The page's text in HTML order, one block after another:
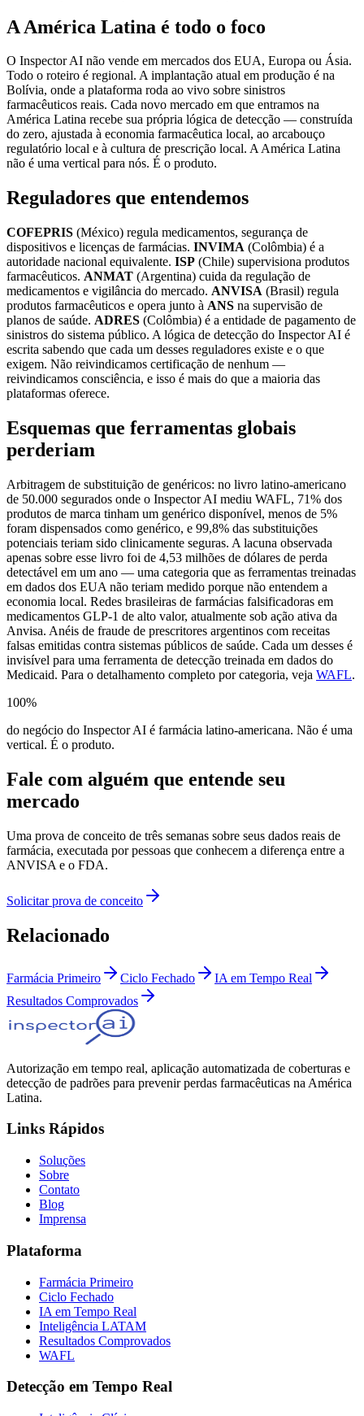
A América Latina é todo o foco
O Inspector AI não vende em mercados dos EUA, Europa ou Ásia.
Todo o roteiro é regional. A implantação atual em produção é na
Bolívia, onde a plataforma roda ao vivo sobre sinistros
farmacêuticos reais. Cada novo mercado em que entramos na
América Latina recebe sua própria lógica de detecção — construída
do zero, ajustada à economia farmacêutica local, ao arcabouço
regulatório local e à cultura de prescrição local. A América Latina
não é uma vertical para nós. É o produto.
Reguladores que entendemos
COFEPRIS (México) regula medicamentos, segurança de
dispositivos e licenças de farmácias. INVIMA (Colômbia) é a
autoridade nacional equivalente. ISP (Chile) supervisiona produtos
farmacêuticos. ANMAT (Argentina) cuida da regulação de
medicamentos e vigilância do mercado. ANVISA (Brasil) regula
produtos farmacêuticos e opera junto à ANS na supervisão de
planos de saúde. ADRES (Colômbia) é a entidade de pagamento de
sinistros do sistema público. A lógica de detecção do Inspector AI é
escrita sabendo que cada um desses reguladores existe e o que
exigem. Não reivindicamos certificação de nenhum —
reivindicamos consciência, e isso é mais do que a maioria das
plataformas oferece.
Esquemas que ferramentas globais
perderiam
Arbitragem de substituição de genéricos: no livro latino-americano
de 50.000 segurados onde o Inspector AI mediu WAFL, 71% dos
produtos de marca tinham um genérico disponível, menos de 5%
foram dispensados como genérico, e 99,8% das substituições
potenciais teriam sido clinicamente seguras. A lacuna observada
apenas sobre esse livro foi de 4,53 milhões de dólares de perda
detectável em um ano — uma categoria que as ferramentas treinadas
em dados dos EUA não teriam medido porque não entendem a
economia local. Redes brasileiras de farmácias falsificadoras em
medicamentos GLP-1 de alto valor, atualmente sob ação ativa da
Anvisa. Anéis de fraude de prescritores argentinos com receitas
falsas emitidas contra sistemas públicos de saúde. Cada um desses é
invisível para uma ferramenta de detecção treinada em dados do
Medicaid. Para o detalhamento completo por categoria, veja WAFL.
100%
do negócio do Inspector AI é farmácia latino-americana. Não é uma
vertical. É o produto.
Fale com alguém que entende seu
mercado
Uma prova de conceito de três semanas sobre seus dados reais de
farmácia, executada por pessoas que conhecem a diferença entre a
ANVISA e o FDA.
Solicitar prova de conceito
Relacionado
Farmácia Primeiro Ciclo Fechado
IA em Tempo Real
Resultados Comprovados
Autorização em tempo real, aplicação automatizada de coberturas e
detecção de padrões para prevenir perdas farmacêuticas na América
Latina.
Links Rápidos
Soluções
Sobre
Contato
Blog
Imprensa
Plataforma
Farmácia Primeiro
Ciclo Fechado
IA em Tempo Real
Inteligência LATAM
Resultados Comprovados
WAFL
Detecção em Tempo Real